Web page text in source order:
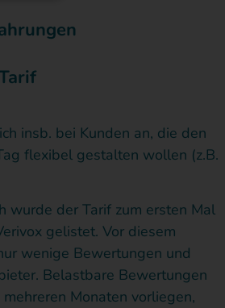
insb. bei Kunden an, die den
flexibel gestalten wollen (z.B.
wurde der Tarif zum ersten Mal
gelistet. Vor diesem
wenige Bewertungen und
Belastbare Bewertungen
Monaten vorliegen,